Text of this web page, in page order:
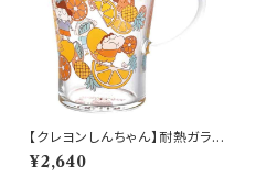
【クレヨンしんちゃん】耐熱ガラス
マグ（フルーツ）【CS40】CS43-
815
¥2,640